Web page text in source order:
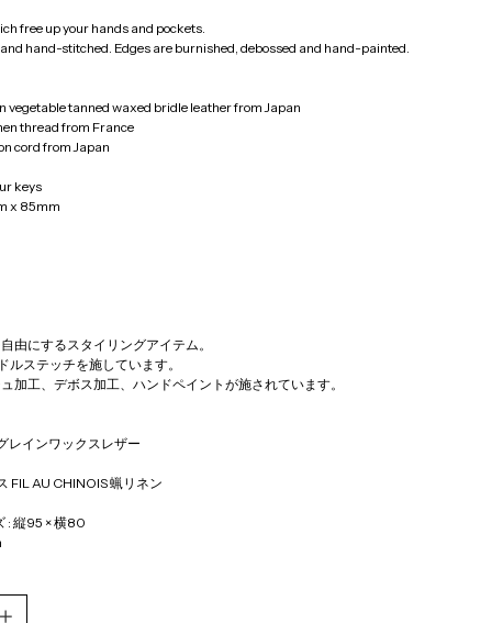
free up your hands and pockets.
hand-stitched. Edges are burnished, debossed and hand-painted.
vegetable tanned waxed bridle leather from Japan
thread from France
cord from Japan
keys
x 85mm
由にするスタイリングアイテム。
ルステッチを施しています。
加工、デボス加工、ハンドペイントが施されています。
レインワックスレザー
FIL AU CHINOIS 蝋リネン
: 縦95 × 横80